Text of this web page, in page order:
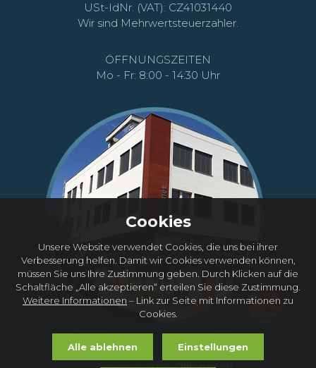
USt-IdNr. (VAT): CZ41031440
Wir sind Mehrwertsteuerzahler.
ÖFFNUNGSZEITEN
Mo - Fr: 8:00 - 14:30 Uhr
Cookies
Unsere Website verwendet Cookies, die uns bei ihrer
Verbesserung helfen. Damit wir Cookies verwenden können,
müssen Sie uns Ihre Zustimmung geben. Durch Klicken auf die
Schaltfläche „Alle akzeptieren“ erteilen Sie diese Zustimmung.
Weitere Informationen – Link zur Seite mit Informationen zu
Cookies.
Alle ablehnen Einstellungen